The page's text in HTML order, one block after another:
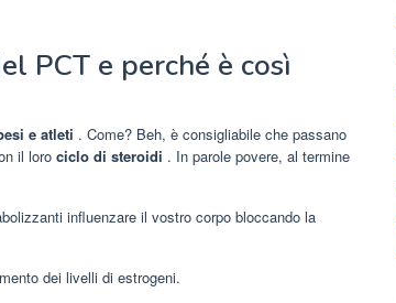
PCT e perché è così
e atleti . Come? Beh, è consigliabile che passano
il loro ciclo di steroidi . In parole povere, al termine
influenzare il vostro corpo bloccando la
dei livelli di estrogeni.